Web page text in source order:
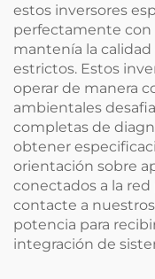
estos inversores
perfectamente con
mantenía la
estrictos. Estos
operar de manera
ambientales
completas de
obtener
orientación sobre
conectados a la red
contacte a
potencia para
integración de